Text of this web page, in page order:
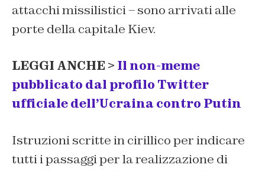
attacchi missilistici – sono arrivati alle
porte della capitale Kiev.
LEGGI ANCHE > Il non-meme
pubblicato dal profilo Twitter
ufficiale dell’Ucraina contro Putin
Istruzioni scritte in cirillico per indicare
tutti i passaggi per la realizzazione di